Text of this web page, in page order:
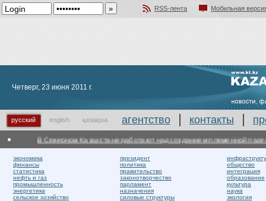
RSS-лента
Мобильная
Четверг, 23 июня 2011 г.
русский english қазақша агентство контакты
В Северном Казахстане работают над созданием племенной пасеки
экономика
финансы
статистика
нефть и газ
промышленность
энергетика
сельское хозяйство
президент
политика
правительство
законотворчество
парламент
назначения
силовые структуры
общество
интеграция
образование
культура
наука
экология